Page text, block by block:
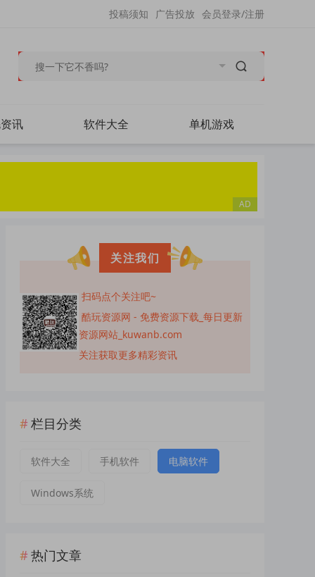
会员登录/注册
广告投放
投稿须知
讯 软件大全 单机游戏
关注我们
扫码点个关注吧~
酷玩资源网 - 免费资源下载_每日更新
资源网站_kuwanb.com
关注获取更多精彩资讯
栏目分类
软件大全 手机软件 电脑软件
Windows系统
热门文章